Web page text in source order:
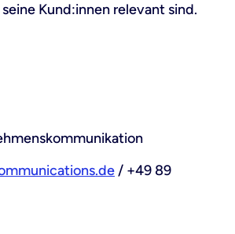
Kund:innen relevant sind.
/ +49 89